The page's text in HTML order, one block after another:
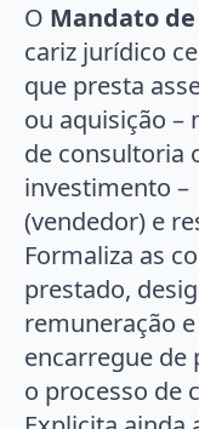
O Mandato
cariz jurídico
que presta
ou aquisição –
de consultoria
investimento
(vendedor) e
Formaliza as
prestado,
remuneração
encarregue de
o processo de